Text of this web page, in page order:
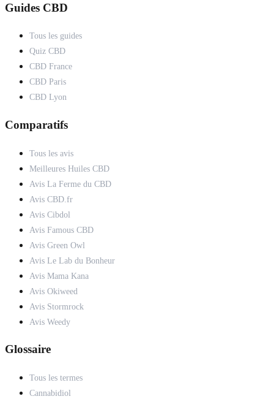
Guides CBD
Tous les guides
Quiz CBD
CBD France
CBD Paris
CBD Lyon
Comparatifs
Tous les avis
Meilleures Huiles CBD
Avis La Ferme du CBD
Avis CBD.fr
Avis Cibdol
Avis Famous CBD
Avis Green Owl
Avis Le Lab du Bonheur
Avis Mama Kana
Avis Okiweed
Avis Stormrock
Avis Weedy
Glossaire
Tous les termes
Cannabidiol